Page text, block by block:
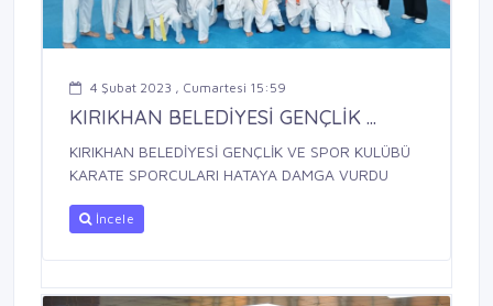
4 Şubat 2023 , Cumartesi 15:59
KIRIKHAN BELEDİYESİ GENÇLİK ...
KIRIKHAN BELEDİYESİ GENÇLİK VE SPOR KULÜBÜ
KARATE SPORCULARI HATAYA DAMGA VURDU
İncele